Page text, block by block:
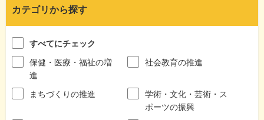
カテゴリから探す
すべてにチェック
保健・医療・福祉の増
進
社会教育の推進
まちづくりの推進
学術・文化・芸術・ス
ポーツの振興